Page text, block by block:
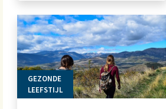
GEZONDE
LEEFSTIJL